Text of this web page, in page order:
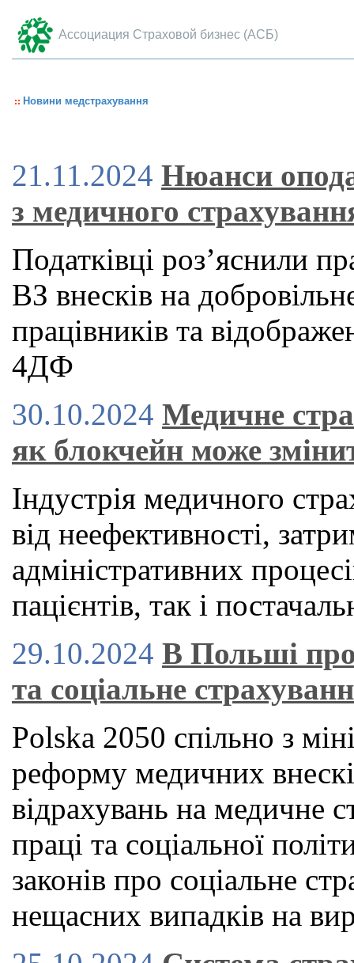
Ассоциация Страховой бизнес (АСБ)
Новини медстрахування
21.11.2024 Нюанси
з медичного
Податківці роз’яснили
ВЗ внесків на
працівників та
4ДФ
30.10.2024 Медичне
як блокчейн може
Індустрія медичного
від неефективності,
адміністративних
пацієнтів, так і
29.10.2024 В Польші
та соціальне
Polska 2050 спільно з
реформу медичних
відрахувань на медичне
праці та соціальної
законів про соціальне
нещасних випадків на